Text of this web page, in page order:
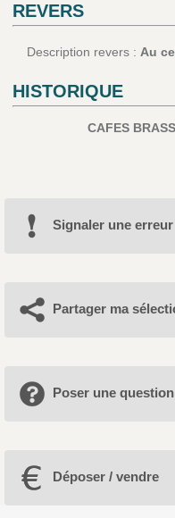
REVERS
Description revers : Au
HISTORIQUE
CAFES
Signaler une erreur
Partager ma
Poser une question
Déposer / vendre